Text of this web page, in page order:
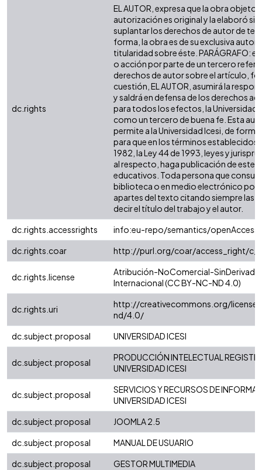
dc.rights
EL AUTOR, expresa que la obra objeto
autorización es original y la elaboró
suplantar los derechos de autor de
forma, la obra es de su exclusiva
titularidad sobre éste. PARÁGRAFO:
o acción por parte de un tercero
derechos de autor sobre el artículo,
cuestión, EL AUTOR, asumirá la
y saldrá en defensa de los derechos
para todos los efectos, la Universidad
como un tercero de buena fe. Esta
permite a la Universidad Icesi, de
para que en los términos establecidos
1982, la Ley 44 de 1993, leyes y
al respecto, haga publicación de este
educativos. Toda persona que
biblioteca o en medio electrónico
apartes del texto citando siempre las
decir el título del trabajo y el autor.
dc.rights.accessrights
info:eu-repo/semantics/openAccess
dc.rights.coar
http://purl.org/coar/access_right/
dc.rights.license
Atribución-NoComercial-
Internacional (CC BY-NC-ND 4.0)
dc.rights.uri
http://creativecommons.org/
nd/4.0/
dc.subject.proposal
UNIVERSIDAD ICESI
dc.subject.proposal
PRODUCCIÓN INTELECTUAL
UNIVERSIDAD ICESI
dc.subject.proposal
SERVICIOS Y RECURSOS DE
UNIVERSIDAD ICESI
dc.subject.proposal
JOOMLA 2.5
dc.subject.proposal
MANUAL DE USUARIO
dc.subject.proposal
GESTOR MULTIMEDIA